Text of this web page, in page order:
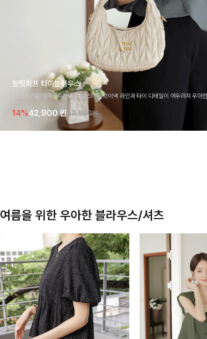
밍팃퍼프 타이블라우스
[고급스러움/하객룩추천💎]여성스러운 브이넥 라인과 타이 디테일이 어우러져 우아
라우스 🤍 여유로운 7부 소매로 편안하게 착용되며 데일리룩부터 출근룩, 하객룩까지
기 좋은 아이템이에요
14%42,900원 49,800원
여름을 위한 우아한 블라우스/셔츠